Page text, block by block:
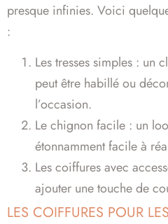
presque infinies. Voici
:
Les tresses simples : un
peut être habillé ou
l’occasion.
Le chignon facile : un
étonnamment facile à
Les coiffures avec
ajouter une touche de
LES COIFFURES POUR